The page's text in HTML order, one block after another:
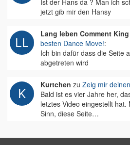
Ist der Hans da ? Man ich
jetzt gib mir den Hansy
Lang leben Comment King
besten Dance Move!:
Ich bin dafür dass die Seite
abgetreten wird
Kurtchen zu Zeig mir
Bald ist es vier Jahre her,
letztes Video eingestellt
Sinn, diese Seite…